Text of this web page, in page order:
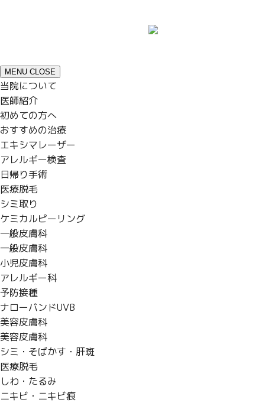
MENU CLOSE
当院について
医師紹介
初めての方へ
おすすめの治療
エキシマレーザー
アレルギー検査
日帰り手術
医療脱毛
シミ取り
ケミカルピーリング
一般皮膚科
一般皮膚科
小児皮膚科
アレルギー科
予防接種
ナローバンドUVB
美容皮膚科
美容皮膚科
シミ・そばかす・肝斑
医療脱毛
しわ・たるみ
ニキビ・ニキビ痕